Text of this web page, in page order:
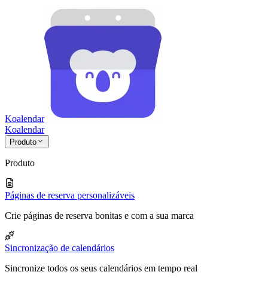
Koalendar
Koalendar
Produto
Produto
Páginas de reserva personalizáveis
Crie páginas de reserva bonitas e com a sua marca
Sincronização de calendários
Sincronize todos os seus calendários em tempo real